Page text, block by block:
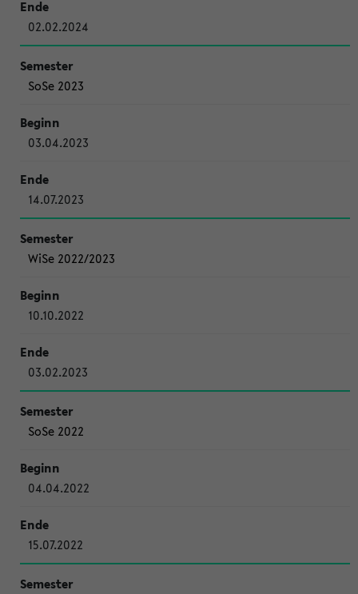
02.02.2024
SoSe 2023
03.04.2023
14.07.2023
WiSe 2022/2023
10.10.2022
03.02.2023
SoSe 2022
04.04.2022
15.07.2022